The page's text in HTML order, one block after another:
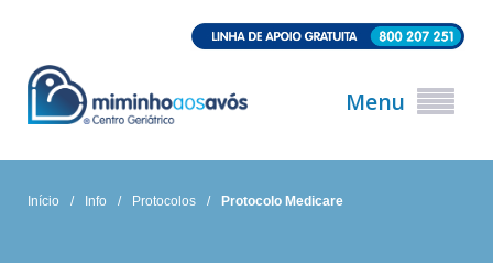
Menu
Início / Info / Protocolos / Protocolo Medicare